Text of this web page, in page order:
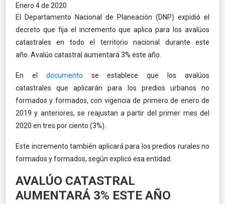
Enero 4 de 2020
El Departamento Nacional de Planeación (DNP) expidió el
decreto que fija el incremento que aplica para los avalúos
catastrales
en todo el territorio nacional durante este
año. Avalúo catastral aumentará 3% este año.
En el documento se establece que los avalúos
catastrales que aplicarán para los predios urbanos no
formados y formados, con vigencia de primero de enero de
2019 y anteriores, se reajustan a partir del primer mes del
2020 en tres por ciento (3%).
Este incremento también aplicará para los predios rurales no
formados y formados, según explicó esa entidad.
AVALÚO CATASTRAL
AUMENTARÁ 3% ESTE AÑO